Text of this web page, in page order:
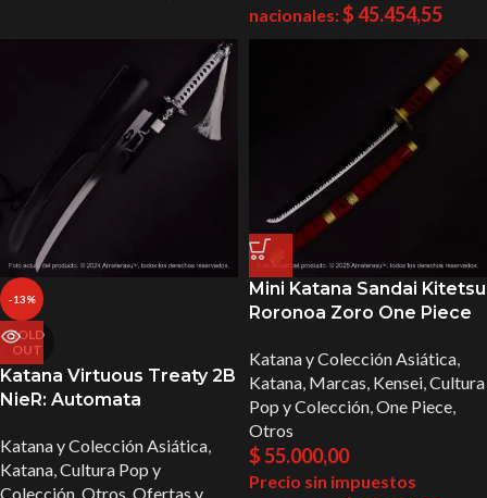
nacionales:$45.454,55
-13%
SOLD
OUT
Katana Virtuous Treaty 2B
NieR: Automata
Katana y Colección Asiática,
Katana,Cultura Pop y
Colección,Otros,Ofertas y
Mini Katana Sandai Kitetsu
Roronoa Zoro One Piece
Katana y Colección Asiática,
Katana, Marcas, Kensei,Cultura
Pop y Colección,One Piece,
Otros
$55.000,00
Precio sin impuestos